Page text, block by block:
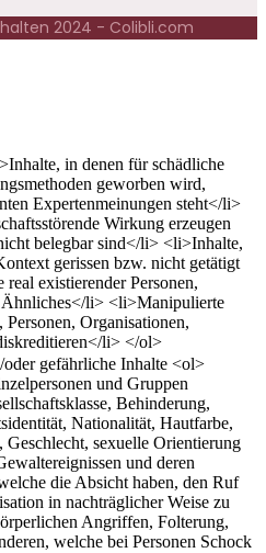
2024 - Colibli.com
in denen für schädliche
geworben wird,
Expertenmeinungen steht</li>
Wirkung erzeugen
belegbar sind</li> <li>Inhalte,
gerissen bzw. nicht getätigt
existierender Personen,
Ähnliches</li> <li>Manipulierte
Organisationen,
li> </ol>
gefährliche Inhalte <ol>
und Gruppen
Behinderung,
Nationalität, Hautfarbe,
sexuelle Orientierung
und deren
die Absicht haben, den Ruf
in nachträglicher Weise zu
Angriffen, Folterung,
welche bei Personen Schock